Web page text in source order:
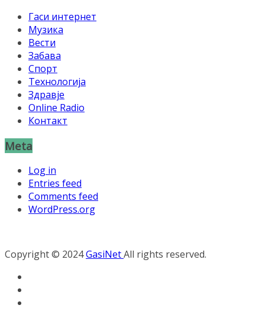
Гаси интернет
Музика
Вести
Забава
Спорт
Технологија
Здравје
Online Radio
Контакт
Meta
Log in
Entries feed
Comments feed
WordPress.org
Copyright © 2024GasiNetAll rights reserved.